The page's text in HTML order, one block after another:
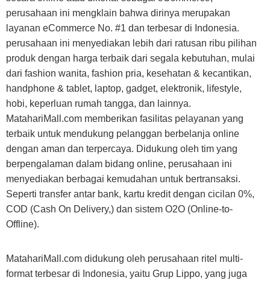
perusahaan ini mengklain bahwa dirinya merupakan
layanan eCommerce No. #1 dan terbesar di Indonesia.
perusahaan ini menyediakan lebih dari ratusan ribu pilihan
produk dengan harga terbaik dari segala kebutuhan, mulai
dari fashion wanita, fashion pria, kesehatan & kecantikan,
handphone & tablet, laptop, gadget, elektronik, lifestyle,
hobi, keperluan rumah tangga, dan lainnya.
MatahariMall.com memberikan fasilitas pelayanan yang
terbaik untuk mendukung pelanggan berbelanja online
dengan aman dan terpercaya. Didukung oleh tim yang
berpengalaman dalam bidang online, perusahaan ini
menyediakan berbagai kemudahan untuk bertransaksi.
Seperti transfer antar bank, kartu kredit dengan cicilan 0%,
COD (Cash On Delivery,) dan sistem O2O (Online-to-
Offline).
MatahariMall.com didukung oleh perusahaan ritel multi-
format terbesar di Indonesia, yaitu Grup Lippo, yang juga